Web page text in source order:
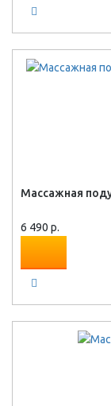
Массажная
6 490 р.